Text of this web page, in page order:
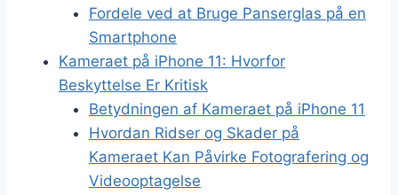
Fordele ved at Bruge Panserglas på en
Smartphone
Kameraet på iPhone 11: Hvorfor
Beskyttelse Er Kritisk
Betydningen af Kameraet på iPhone 11
Hvordan Ridser og Skader på
Kameraet Kan Påvirke Fotografering og
Videooptagelse